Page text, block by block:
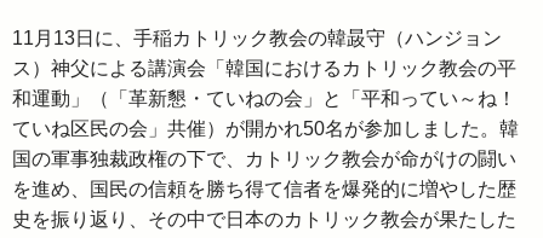
11月13日に、手稲カトリック教会の韓晸守（ハンジョン
ス）神父による講演会「韓国におけるカトリック教会の平
和運動」（「革新懇・ていねの会」と「平和ってい～ね！
ていね区民の会」共催）が開かれ50名が参加しました。韓
国の軍事独裁政権の下で、カトリック教会が命がけの闘い
を進め、国民の信頼を勝ち得て信者を爆発的に増やした歴
史を振り返り、その中で日本のカトリック教会が果たした